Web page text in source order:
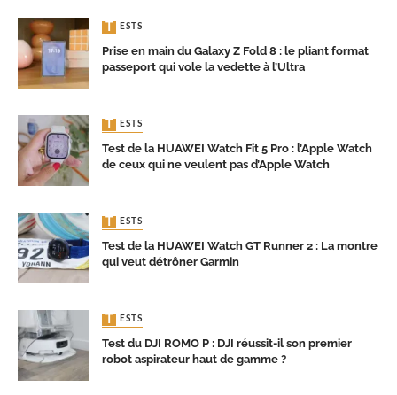
TESTS
Prise en main du Galaxy Z Fold 8 : le pliant format
passeport qui vole la vedette à l’Ultra
TESTS
Test de la HUAWEI Watch Fit 5 Pro : l’Apple Watch
de ceux qui ne veulent pas d’Apple Watch
TESTS
Test de la HUAWEI Watch GT Runner 2 : La montre
qui veut détrôner Garmin
TESTS
Test du DJI ROMO P : DJI réussit-il son premier
robot aspirateur haut de gamme ?